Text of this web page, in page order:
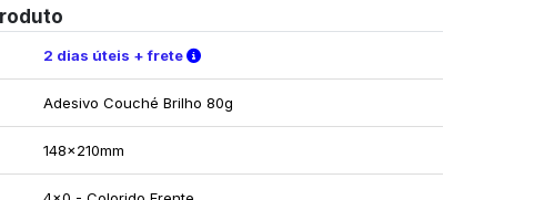
2 dias úteis + frete Verifique as condições de entrega
Adesivo Couché Brilho 80g
148x210mm